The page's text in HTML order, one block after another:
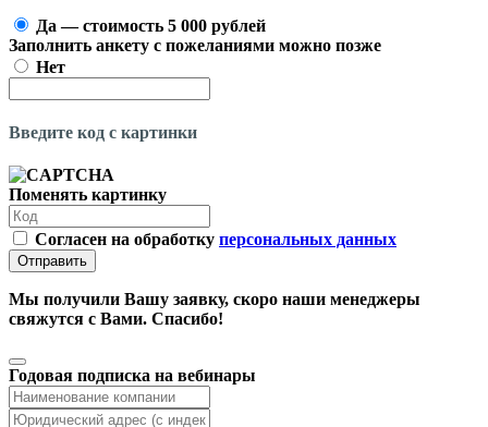
Да — стоимость 5 000 рублей
Заполнить анкету с пожеланиями можно позже
Нет
Введите код с картинки
Поменять картинку
Согласен на обработку персональных данных
Отправить
Мы получили Вашу заявку, скоро наши менеджеры
свяжутся с Вами. Спасибо!
Годовая подписка на вебинары